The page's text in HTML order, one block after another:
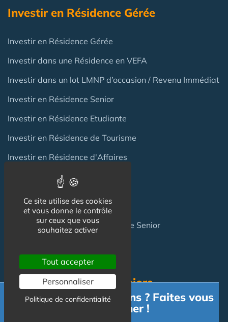
Investir en Résidence Gérée
Investir en Résidence Gérée
Investir dans une Résidence en VEFA
Investir dans un lot LMNP d’occasion / Revenu Immédiat
Investir en Résidence Senior
Investir en Résidence Etudiante
Investir en Résidence de Tourisme
Investir en Résidence d'Affaires
Investir en EHPAD
Cession LMP/LMNP
Achat / Vente Ehpad & Résidence Senior
Résidence Services Seniors
Besoin d'informations ? Faites vous
accompagner !
Ce site utilise des cookies
et vous donne le contrôle
sur ceux que vous
souhaitez activer
Tout accepter
Personnaliser
Politique de confidentialité